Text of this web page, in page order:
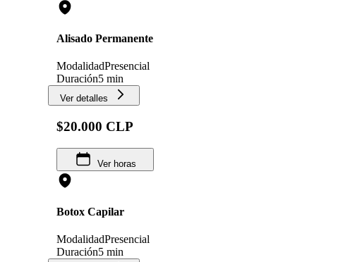
Alisado Permanente
ModalidadPresencial
Duración5 min
Ver detalles
$20.000 CLP
Ver horas
Botox Capilar
ModalidadPresencial
Duración5 min